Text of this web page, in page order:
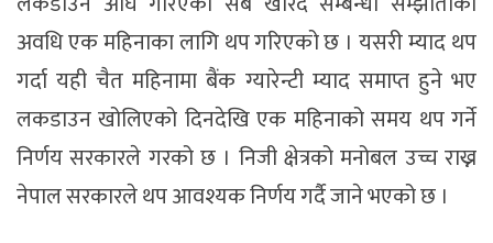
अवधि एक महिनाका लागि थप गरिएको छ । यसरी म्याद थप
गर्दा यही चैत महिनामा बैंक ग्यारेन्टी म्याद समाप्त हुने भए
लकडाउन खोलिएको दिनदेखि एक महिनाको समय थप गर्ने
निर्णय सरकारले गरको छ । निजी क्षेत्रको मनोबल उच्च राख्न
नेपाल सरकारले थप आवश्यक निर्णय गर्दै जाने भएको छ ।